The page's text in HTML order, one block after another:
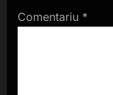
Comentariu *